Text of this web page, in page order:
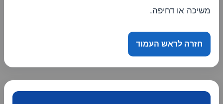
משיכה או דחיפה.
חזרה לראש העמוד